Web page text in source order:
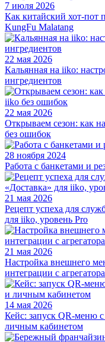
7 июля 2026
Как китайский хот-пот
KungFu Malatang
22 мая 2026
Кальянная на iiko:
ингредиентов
22 мая 2026
Открываем сезон: как
без ошибок
28 ноября 2024
Работа с банкетами и
21 мая 2026
Рецепт успеха для
для iiko, уровень Pro
21 мая 2026
Настройка внешнего
интеграции с
14 мая 2026
Кейс: запуск QR-меню
личным кабинетом